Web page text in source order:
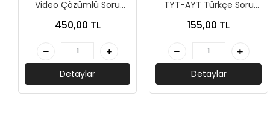
AKIL OYUNLARI + PUZZLE
SÖZLÜK ÇEŞİTLERİ +
ATLAS ÇEŞİTLERİ +
Video Çözümlü Soru
450,00 TL
Detaylar
TYT-AYT Türkçe Soru
Yayınları
155,00 TL
Detaylar